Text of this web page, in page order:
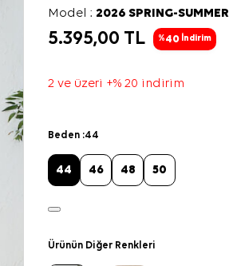
Model :2026 SPRING-SUMMER
5.395,00 TL %40 İndirim
2 ve üzeri +% 20 indirim
Beden :44
44 46 48 50
Ürünün Diğer Renkleri